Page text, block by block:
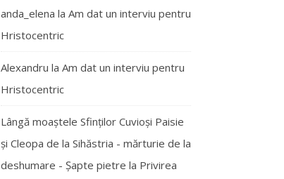
anda_elena la Am dat un interviu pentru
Hristocentric
Alexandru la Am dat un interviu pentru
Hristocentric
Lângă moaștele Sfinților Cuvioși Paisie
și Cleopa de la Sihăstria - mărturie de la
deshumare - Şapte pietre la Privirea